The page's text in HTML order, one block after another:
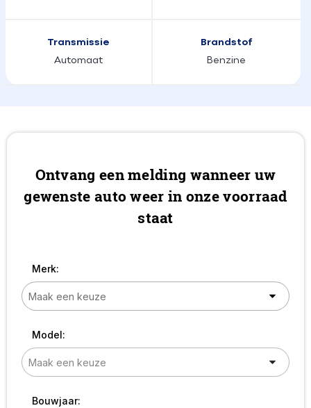
Transmissie
Automaat
Brandstof
Benzine
Ontvang een melding wanneer uw
gewenste auto weer in onze voorraad
staat
Merk:
Model:
Bouwjaar: